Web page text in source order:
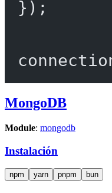
});
MongoDB
Module: mongodb
Instalación
npm yarn pnpm bun